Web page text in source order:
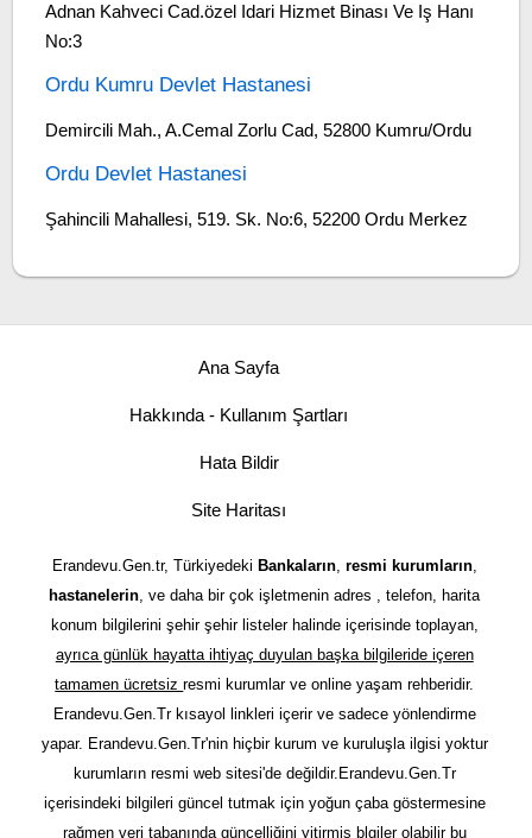
Adnan Kahveci Cad.özel Idari Hizmet Binası Ve Iş Hanı
No:3
Ordu Kumru Devlet Hastanesi
Demircili Mah., A.Cemal Zorlu Cad, 52800 Kumru/Ordu
Ordu Devlet Hastanesi
Şahincili Mahallesi, 519. Sk. No:6, 52200 Ordu Merkez
Ana Sayfa
Hakkında - Kullanım Şartları
Hata Bildir
Site Haritası
Erandevu.Gen.tr, Türkiyedeki Bankaların, resmi kurumların,
hastanelerin, ve daha bir çok işletmenin adres , telefon, harita
konum bilgilerini şehir şehir listeler halinde içerisinde toplayan,
ayrıca günlük hayatta ihtiyaç duyulan başka bilgileride içeren
tamamen ücretsizresmi kurumlar ve online yaşam rehberidir.
Erandevu.Gen.Tr kısayol linkleri içerir ve sadece yönlendirme
yapar. Erandevu.Gen.Tr'nin hiçbir kurum ve kuruluşla ilgisi yoktur
kurumların resmi web sitesi'de değildir.Erandevu.Gen.Tr
içerisindeki bilgileri güncel tutmak için yoğun çaba göstermesine
rağmen veri tabanında güncelliğini yitirmiş blgiler olabilir bu